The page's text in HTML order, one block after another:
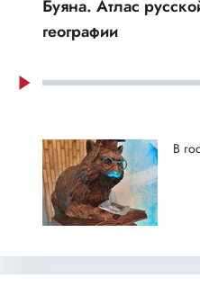
Буяна. Атлас
географии
В